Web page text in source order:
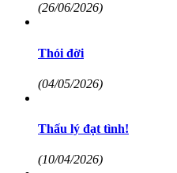
(26/06/2026)
Thói đời
(04/05/2026)
Thấu lý đạt tình!
(10/04/2026)